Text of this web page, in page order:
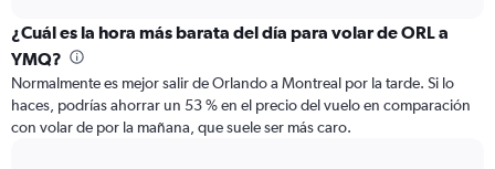
categories.
Range:
12
categories.
The
chart
¿Cuál es la hora más barata del día para volar de ORL a
YMQ?
Normalmente es mejor salir de Orlando a Montreal por la tarde. Si lo
haces, podrías ahorrar un 53 % en el precio del vuelo en comparación
con volar de por la mañana, que suele ser más caro.